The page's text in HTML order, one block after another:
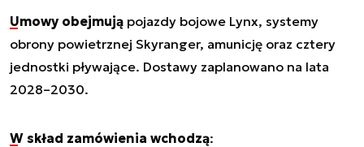
Umowy obejmują pojazdy bojowe Lynx, systemy
obrony powietrznej Skyranger, amunicję oraz cztery
jednostki pływające. Dostawy zaplanowano na lata
2028–2030.
W skład zamówienia wchodzą: